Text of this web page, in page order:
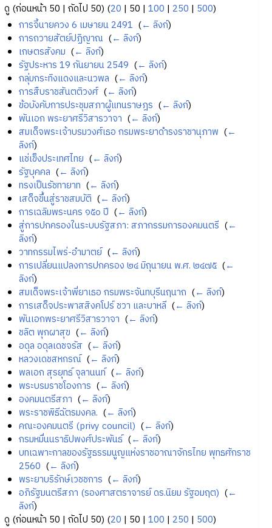
ดู (ก่อนหน้า 50 | ถัดไป 50) (20 | 50 | 100 | 250 | 500)
การจี้นายควง 6 เมษายน 2491 (← ลิงก์)
การถวายสัตย์ปฏิญาณ (← ลิงก์)
เกษตรสังคม (← ลิงก์)
รัฐประหาร 19 กันยายน 2549 (← ลิงก์)
กลุ่มกระทิงแดงและนวพล (← ลิงก์)
การสืบราชสันตติวงศ์‎ (← ลิงก์)
ข้อบังคับการประชุมสภาผู้แทนราษฎร (← ลิงก์)
พันเอก พระยาศรีวิสารวาจา (← ลิงก์)
สมเด็จพระเจ้าบรมวงศ์เธอ กรมพระยาดำรงราชานุภาพ (←
ลิงก์)
แช่เข็งประเทศไทย (← ลิงก์)
รัฐบุคคล (← ลิงก์)
ทรงเป็นรัชทายาท (← ลิงก์)
เสด็จขึ้นสู่ราชสมบัติ (← ลิงก์)
การเฉลิมพระนคร ๑๕๐ ปี (← ลิงก์)
สู่การปกครองในระบบรัฐสภา: สภากรรมการองคมนตรี (←
ลิงก์)
วาทกรรมไพร่-อำมาตย์‎ (← ลิงก์)
การเปลี่ยนแปลงการปกครอง ๒๔ มิถุนายน พ.ศ. ๒๔๗๕ (←
ลิงก์)
สมเด็จพระเจ้าพี่ยาเธอ กรมพระจันทบุรีนฤนาถ (← ลิงก์)
การเสด็จประพาสสิงคโปร์ ชวา และบาหลี (← ลิงก์)
พันเอกพระยาศรีวิสารวาจา (← ลิงก์)
ชลิต พุกผาสุข (← ลิงก์)
อดุล อดุลเดชจรัส (← ลิงก์)
หลวงเดชสหกรณ์‎ (← ลิงก์)
พลเอก สุรยุทธ์ จุลานนท์‎ (← ลิงก์)
พระบรมราชโองการ (← ลิงก์)
องคมนตรีสภา (← ลิงก์)
พระราชพิธีฉัตรมงคล. (← ลิงก์)
คณะองคมนตรี (privy council) (← ลิงก์)
กรมหมื่นนราธิปพงศ์ประพันธ์‎ (← ลิงก์)
บทเฉพาะกาลของรัฐธรรมนูญแห่งราชอาณาจักรไทย พุทธศักราช
2560 (← ลิงก์)
พระยาบริรักษ์เวชชการ (← ลิงก์)
อภิรัฐมนตรีสภา (รองศาสตราจารย์ ดร.นิยม รัฐอมฤต) (←
ลิงก์)
ดู (ก่อนหน้า 50 | ถัดไป 50) (20 | 50 | 100 | 250 | 500)